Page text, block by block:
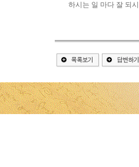
하시는 일 마다 잘 되